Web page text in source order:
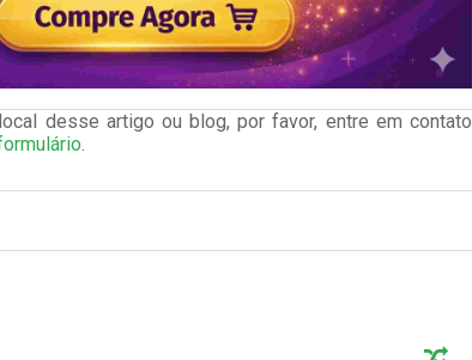
desse artigo ou blog, por favor, entre em contato
.